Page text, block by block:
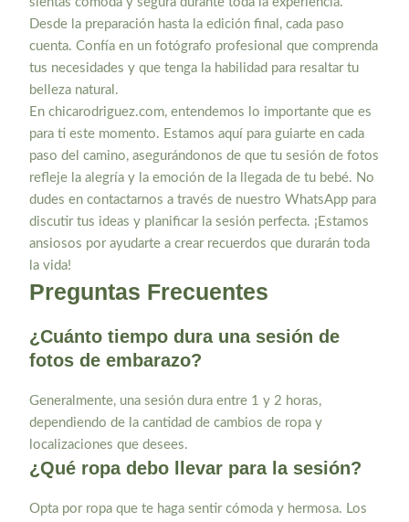
Desde la preparación hasta la edición final, cada paso
cuenta. Confía en un fotógrafo profesional que comprenda
tus necesidades y que tenga la habilidad para resaltar tu
belleza natural.
En chicarodriguez.com, entendemos lo importante que es
para ti este momento. Estamos aquí para guiarte en cada
paso del camino, asegurándonos de que tu sesión de fotos
refleje la alegría y la emoción de la llegada de tu bebé. No
dudes en contactarnos a través de nuestro WhatsApp para
discutir tus ideas y planificar la sesión perfecta. ¡Estamos
ansiosos por ayudarte a crear recuerdos que durarán toda
la vida!
Preguntas Frecuentes
¿Cuánto tiempo dura una sesión de
fotos de embarazo?
Generalmente, una sesión dura entre 1 y 2 horas,
dependiendo de la cantidad de cambios de ropa y
localizaciones que desees.
¿Qué ropa debo llevar para la sesión?
Opta por ropa que te haga sentir cómoda y hermosa. Los